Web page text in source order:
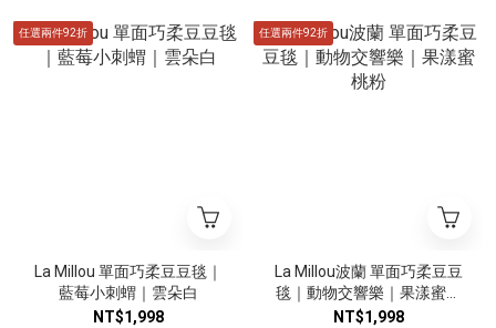
任選兩件92折
La Millou 單面巧柔豆豆毯｜
藍莓小刺蝟｜雲朵白
NT$1,998
任選兩件92折
La Millou波蘭 單面巧柔豆豆
毯｜動物交響樂｜果漾蜜桃
粉
NT$1,998